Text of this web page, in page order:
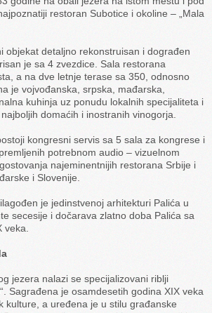
restoran Subotice i okoline – „Mala
objekat detaljno rekonstruisan i dograđen
je sa 4 zvezdice. Sala restorana
a na dve letnje terase sa 350, odnosno
je vojvođanska, srpska, mađarska,
kuhinja uz ponudu lokalnih specijaliteta i
domaćih i inostranih vinogorja.
kongresni servis sa 5 sala za kongrese i
potrebnom audio – vizuelnom
najeminentnijih restorana Srbije i
i Slovenije.
je jedinstvenoj arhitekturi Palića u
secesije i dočarava zlatno doba Palića sa
veka.
jezera nalazi se specijalizovani riblji
Sagrađena je osamdesetih godina XIX veka
kulture, a uređena je u stilu građanske